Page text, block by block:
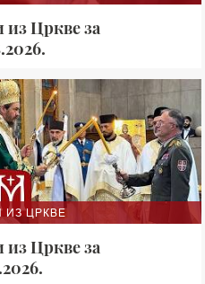
из Цркве за
ИЗ ЦРКВЕ
из Цркве за